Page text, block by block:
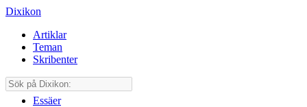
Dixikon
Artiklar
Teman
Skribenter
Essäer